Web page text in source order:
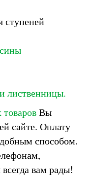
ступеней
лиственницы.
Вы
сайте. Оплату
способом.
вам рады!